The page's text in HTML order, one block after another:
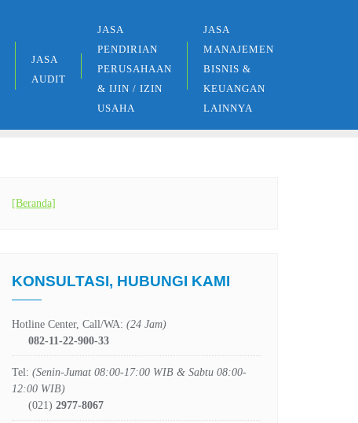
JASA
AUDIT
JASA
PENDIRIAN
PERUSAHAAN
& IJIN / IZIN
USAHA
JASA
MANAJEMEN
BISNIS &
KEUANGAN
LAINNYA
[Beranda]
KONSULTASI, HUBUNGI KAMI
Hotline Center, Call/WA: (24 Jam)
082-11-22-900-33
Tel: (Senin-Jumat 08:00-17:00 WIB & Sabtu 08:00-
12:00 WIB)
(021) 2977-8067